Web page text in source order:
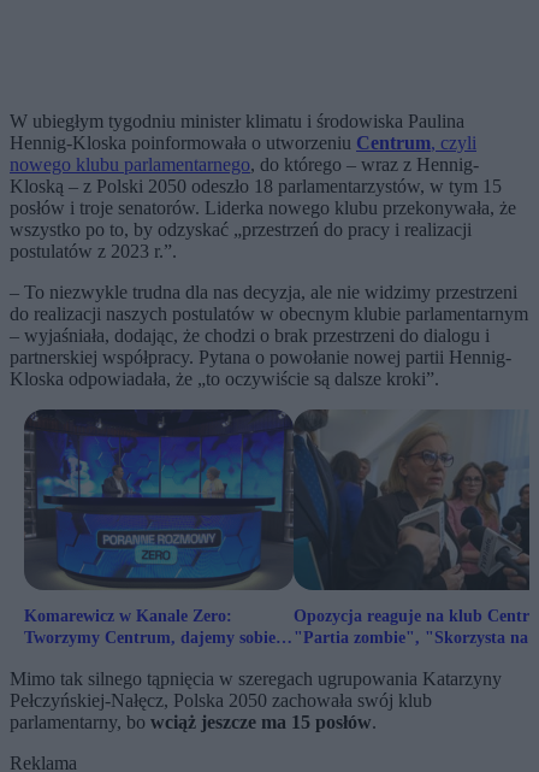
W ubiegłym tygodniu minister klimatu i środowiska Paulina
Hennig-Kloska poinformowała o utworzeniu Centrum, czyli
nowego klubu parlamentarnego, do którego – wraz z Hennig-
Kloską – z Polski 2050 odeszło 18 parlamentarzystów, w tym 15
posłów i troje senatorów. Liderka nowego klubu przekonywała, że
wszystko po to, by odzyskać „przestrzeń do pracy i realizacji
postulatów z 2023 r.”.
– To niezwykle trudna dla nas decyzja, ale nie widzimy przestrzeni
do realizacji naszych postulatów w obecnym klubie parlamentarnym
– wyjaśniała, dodając, że chodzi o brak przestrzeni do dialogu i
partnerskiej współpracy. Pytana o powołanie nowej partii Hennig-
Kloska odpowiadała, że „to oczywiście są dalsze kroki”.
Komarewicz w Kanale Zero:
Tworzymy Centrum, dajemy sobie
Opozycja reaguje na klub
"Partia zombie", "Skorzysta na
Mimo tak silnego tąpnięcia w szeregach ugrupowania Katarzyny
Pełczyńskiej-Nałęcz, Polska 2050 zachowała swój klub
parlamentarny, bo wciąż jeszcze ma 15 posłów.
Reklama